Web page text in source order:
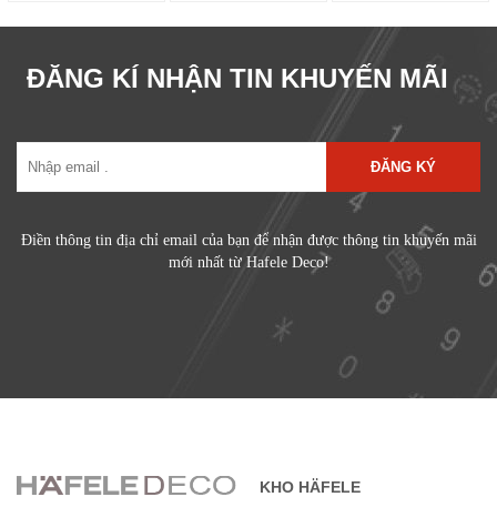
ĐĂNG KÍ NHẬN TIN KHUYẾN MÃI
ĐĂNG KÝ
Điền thông tin địa chỉ email của bạn để nhận được thông tin khuyến mãi
mới nhất từ Hafele Deco!
KHO HÄFELE